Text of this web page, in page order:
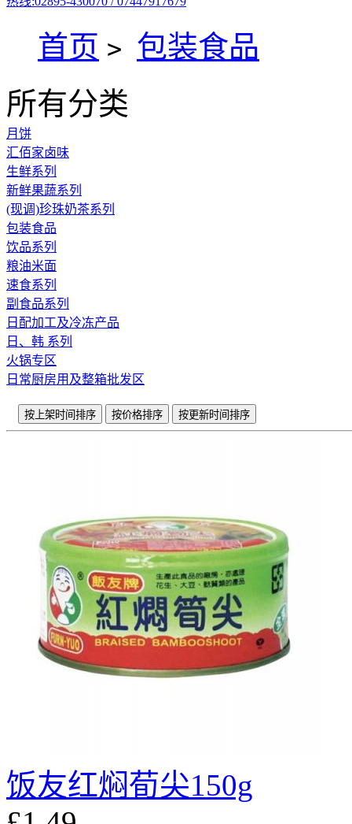
首页 > 包装食品
所有分类
月饼
汇佰家卤味
生鲜系列
新鲜果蔬系列
(现调)珍珠奶茶系列
包装食品
饮品系列
粮油米面
速食系列
副食品系列
日配加工及冷冻产品
日、韩 系列
火锅专区
日常厨房用及整箱批发区
按上架时间排序 按价格排序 按更新时间排序
饭友红焖荀尖150g